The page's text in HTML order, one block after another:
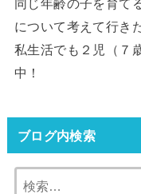
同じ年齢の子を育て
について考えて行き
私生活でも２児（７
中！
ブログ内検索